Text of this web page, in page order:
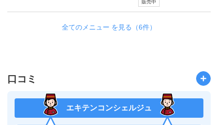
販売中
全てのメニュー を見る（6件）
口コミ
エキテンコンシェルジュ